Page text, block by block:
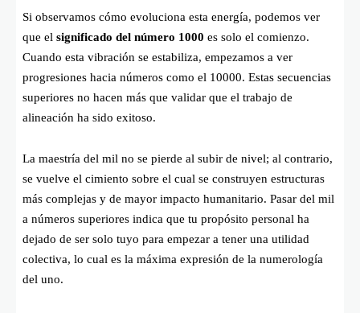
Si observamos cómo evoluciona esta energía, podemos ver
que el significado del número 1000 es solo el comienzo.
Cuando esta vibración se estabiliza, empezamos a ver
progresiones hacia números como el 10000. Estas secuencias
superiores no hacen más que validar que el trabajo de
alineación ha sido exitoso.
La maestría del mil no se pierde al subir de nivel; al contrario,
se vuelve el cimiento sobre el cual se construyen estructuras
más complejas y de mayor impacto humanitario. Pasar del mil
a números superiores indica que tu propósito personal ha
dejado de ser solo tuyo para empezar a tener una utilidad
colectiva, lo cual es la máxima expresión de la numerología
del uno.